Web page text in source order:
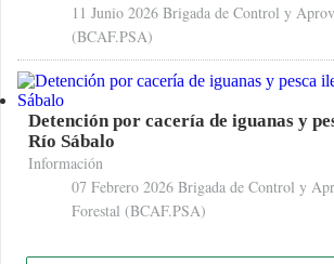
11 Junio 2026 Brigada de Control y
(BCAF.PSA)
Detención por cacería de iguanas y
Río Sábalo
Información
07 Febrero 2026 Brigada de Control y
Forestal (BCAF.PSA)